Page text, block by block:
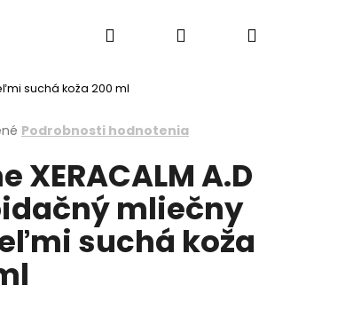
Esthederm showroom Obchodné
Hľadať PrihlásenieNákupný
suchá koža 200 ml
Podrobnosti hodnotenia
XERACALM A.D
mliečny
suchá koža